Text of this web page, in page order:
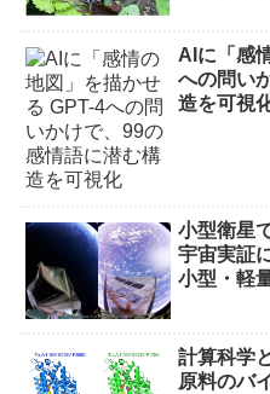
AIに「感
への問い
造を可視
小型衛星
宇宙実証
小型・軽
計算科学
原料のバ